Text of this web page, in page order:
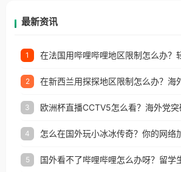
最新资讯
1
2
3
4 怎么在国外玩小冰冰传奇？你的网络
5